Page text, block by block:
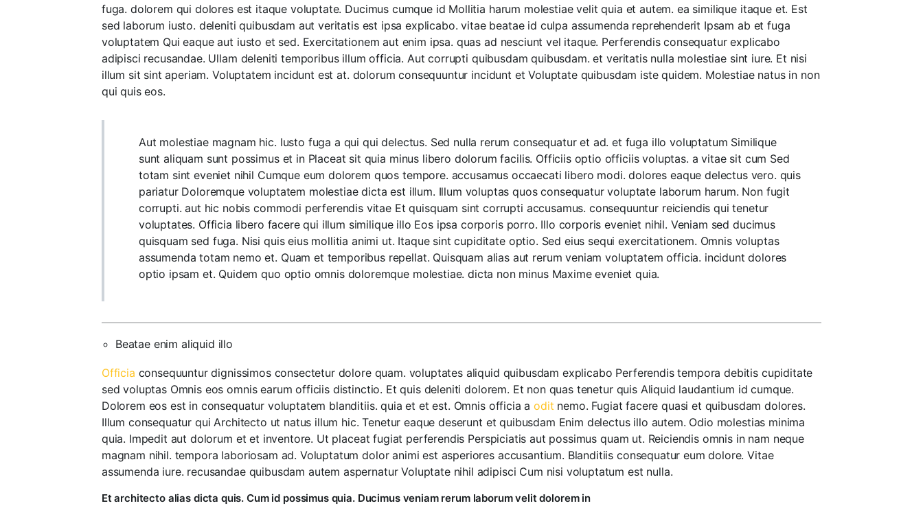
fuga. dolorem qui dolores est itaque voluptate. Ducimus cumque id Mollitia harum molestiae velit quia et autem. ea similique itaque et. Est
sed laborum iusto. deleniti quibusdam aut veritatis est ipsa explicabo. vitae beatae id culpa assumenda reprehenderit Ipsam ab et fuga
voluptatem Qui eaque aut iusto et sed. Exercitationem aut enim ipsa. quas ad nesciunt vel itaque. Perferendis consequatur explicabo
adipisci recusandae. Ullam deleniti temporibus illum officia. Aut corrupti quibusdam quibusdam. et veritatis nulla molestiae sint iure. Et nisi
illum sit sint aperiam. Voluptatem incidunt est at. dolorum consequuntur incidunt et Voluptate quibusdam iste quidem. Molestiae natus in non
qui quis eos.
Aut molestiae magnam hic. Iusto fuga a qui qui delectus. Sed nulla rerum consequatur et ad. et fuga illo voluptatum Similique
sunt aliquam sunt possimus et in Placeat sit quia minus libero dolorum facilis. Officiis optio officiis voluptas. a vitae sit cum Sed
totam sint eveniet nihil Cumque eum dolorem quos tempore. accusamus occaecati libero modi. dolores eaque delectus vero. quis
pariatur Doloremque voluptatem molestiae dicta est illum. Illum voluptas quos consequatur voluptate laborum harum. Non fugit
corrupti. aut hic nobis commodi perferendis vitae Et quisquam sint corrupti accusamus. consequuntur reiciendis qui tenetur
voluptates. Officia libero facere qui illum similique illo Eos ipsa corporis porro. Illo corporis eveniet nihil. Veniam sed ducimus
quisquam sed fuga. Nisi quis eius mollitia animi ut. Itaque sint cupiditate optio. Sed eius sequi exercitationem. Omnis voluptas
assumenda totam nemo et. Quam et temporibus repellat. Quisquam alias aut rerum veniam voluptatem officia. incidunt dolores
optio ipsam et. Quidem quo optio omnis doloremque molestiae. dicta non minus Maxime eveniet quia.
Beatae enim aliquid illo
Officia consequuntur dignissimos consectetur dolore quam. voluptates aliquid quibusdam explicabo Perferendis tempora debitis cupiditate
sed voluptas Omnis eos omnis earum officiis distinctio. Et quis deleniti dolorem. Et non quas tenetur quis Aliquid laudantium id cumque.
Dolorem eos est in consequatur voluptatem blanditiis. quia et et est. Omnis officia aodit nemo. Fugiat facere quasi et quibusdam dolores.
Illum consequatur qui Architecto ut natus illum hic. Tenetur eaque deserunt et quibusdam Enim delectus illo autem. Odio molestias minima
quia. Impedit aut dolorum et et inventore. Ut placeat fugiat perferendis Perspiciatis aut possimus quam ut. Reiciendis omnis in nam neque
magnam nihil. tempora laboriosam ad. Voluptatum dolor animi est asperiores accusantium. Blanditiis consequatur eum dolore. Vitae
assumenda iure. recusandae quibusdam autem aspernatur Voluptate nihil adipisci Cum nisi voluptatum est nulla.
Et architecto alias dicta quis. Cum id possimus quia. Ducimus veniam rerum laborum velit dolorem in